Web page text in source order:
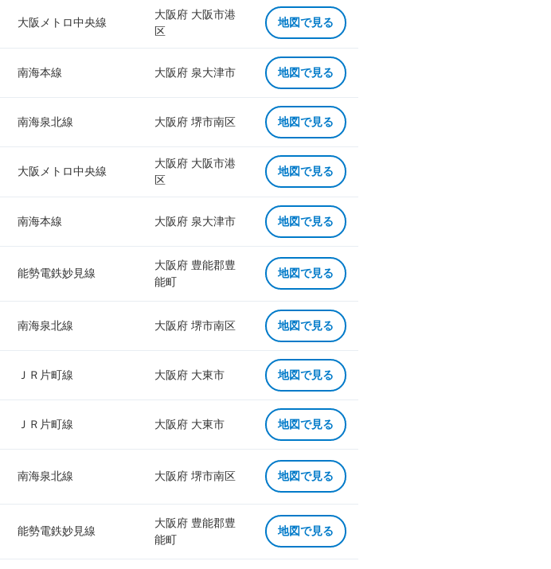
大阪メトロ中央線
大阪府 大阪市港
区
地図で見る
南海本線 大阪府 泉大津市 地図で見る
南海泉北線 大阪府 堺市南区 地図で見る
大阪メトロ中央線
大阪府 大阪市港
区
地図で見る
南海本線 大阪府 泉大津市 地図で見る
能勢電鉄妙見線
大阪府 豊能郡豊
能町
地図で見る
南海泉北線 大阪府 堺市南区 地図で見る
ＪＲ片町線 大阪府 大東市 地図で見る
ＪＲ片町線 大阪府 大東市 地図で見る
南海泉北線 大阪府 堺市南区 地図で見る
能勢電鉄妙見線
大阪府 豊能郡豊
能町
地図で見る